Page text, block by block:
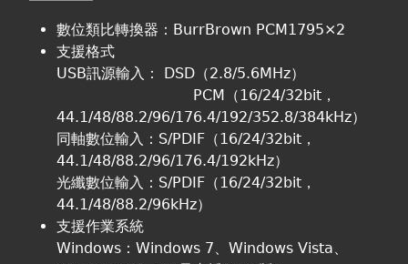
數位類比轉換器：BurrBrown PCM1795×2
支援格式
USB訊源輸入： DSD（2.8/5.6MHz）
PCM（16/24/32bit，
44.1/48/88.2/96/176.4/192/352.8/384kHz）
同軸數位輸入：S/PDIF（16/24/32bit，
44.1/48/88.2/96/176.4/192kHz）
光纖數位輸入：S/PDIF（16/24/32bit，
44.1/48/88.2/96kHz）
支援作業系統
Windows：Windows 7、Windows Vista、